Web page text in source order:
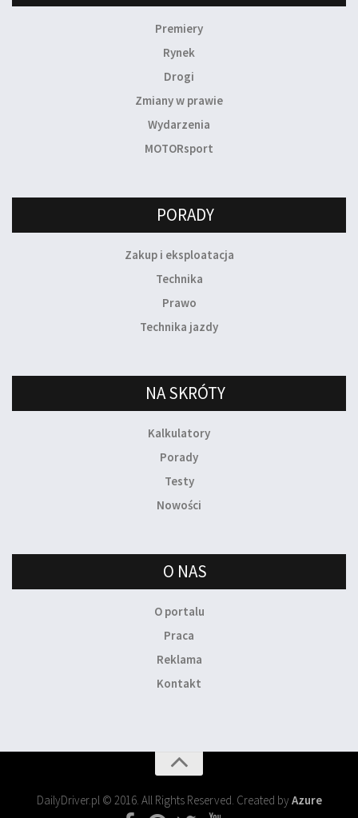
Premiery
Rynek
Drogi
Zmiany w prawie
Wydarzenia
MOTORsport
PORADY
Zakup i eksploatacja
Technika
Prawo
Technika jazdy
NA SKRÓTY
Kalkulatory
Porady
Testy
Nowości
O NAS
O portalu
Praca
Reklama
Kontakt
DailyDriver.pl © 2016. All Rights Reserved. Created byAzure